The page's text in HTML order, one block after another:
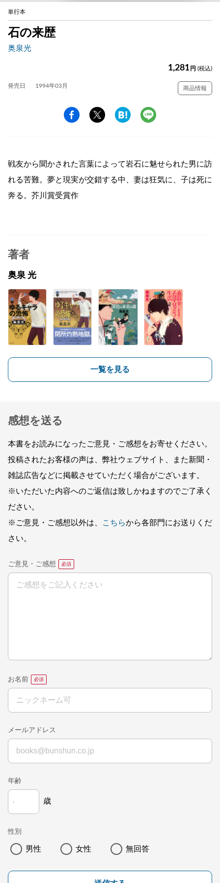
単行本
石の来歴
奥泉光
1,281 円 (税込)
発売日 1994年03月 商品情報
戦友から聞かされた言葉によって岩石に魅せられた男に訪
れる苦難。夢と現実が交錯する中、妻は狂気に、子は死に
奔る。芥川賞受賞作
著者
奥泉 光
一覧を見る
感想を送る
本書をお読みになったご意見・ご感想をお寄せください。
投稿されたお客様の声は、弊社ウェブサイト、また新聞・
雑誌広告などに掲載させていただく場合がございます。
※いただいた内容へのご返信は致しかねますのでご了承く
ださい。
※ご意見・ご感想以外は、
こちらから各部門にお送りくだ
さい。
ご意見・ご感想
お名前
メールアドレス
年齢
歳
性別
男性 女性 無回答